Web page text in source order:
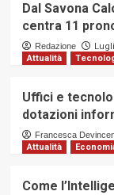
Dal Savona
centra 11
Redazione
Attualità
Uffici e
dotazioni
Francesca
Attualità
Come